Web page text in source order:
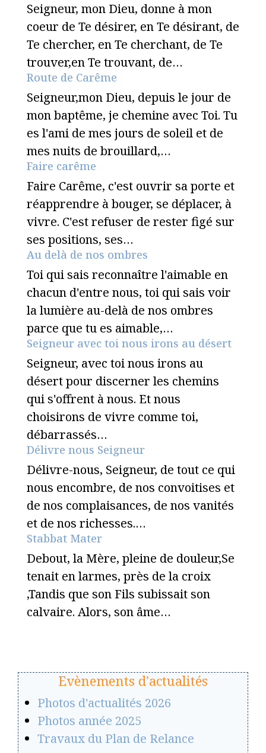
Seigneur, mon Dieu, donne à mon
coeur de Te désirer, en Te désirant, de
Te chercher, en Te cherchant, de Te
trouver,en Te trouvant, de…
Route de Carême
Seigneur,mon Dieu, depuis le jour de
mon baptême, je chemine avec Toi. Tu
es l'ami de mes jours de soleil et de
mes nuits de brouillard,…
Faire carême
Faire Carême, c'est ouvrir sa porte et
réapprendre à bouger, se déplacer, à
vivre. C'est refuser de rester figé sur
ses positions, ses…
Au delà de nos ombres
Toi qui sais reconnaître l'aimable en
chacun d'entre nous, toi qui sais voir
la lumière au-delà de nos ombres
parce que tu es aimable,…
Seigneur avec toi nous irons au désert
Seigneur, avec toi nous irons au
désert pour discerner les chemins
qui s'offrent à nous. Et nous
choisirons de vivre comme toi,
débarrassés…
Délivre nous Seigneur
Délivre-nous, Seigneur, de tout ce qui
nous encombre, de nos convoitises et
de nos complaisances, de nos vanités
et de nos richesses.…
Stabbat Mater
Debout, la Mère, pleine de douleur,Se
tenait en larmes, près de la croix
,Tandis que son Fils subissait son
calvaire. Alors, son âme…
Evènements d'actualités
Photos d'actualités 2026
Photos année 2025
Travaux du Plan de Relance